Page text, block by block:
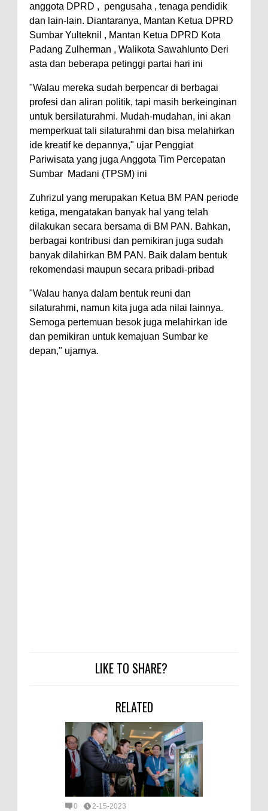
anggota DPRD , pengusaha , tenaga pendidik
dan lain-lain. Diantaranya, Mantan Ketua DPRD
Sumbar Yulteknil , Mantan Ketua DPRD Kota
Padang Zulherman , Walikota Sawahlunto Deri
asta dan beberapa petinggi partai hari ini
"Walau mereka sudah berpencar di berbagai
profesi dan aliran politik, tapi masih berkeinginan
untuk bersilaturahmi. Mudah-mudahan, ini akan
memperkuat tali silaturahmi dan bisa melahirkan
ide kreatif ke depannya," ujar Penggiat
Pariwisata yang juga Anggota Tim Percepatan
Sumbar Madani (TPSM) ini
Zuhrizul yang merupakan Ketua BM PAN periode
ketiga, mengatakan banyak hal yang telah
dilakukan secara bersama di BM PAN. Bahkan,
berbagai kontribusi dan pemikiran juga sudah
banyak dilahirkan BM PAN. Baik dalam bentuk
rekomendasi maupun secara pribadi-pribad
"Walau hanya dalam bentuk reuni dan
silaturahmi, namun kita juga ada nilai lainnya.
Semoga pertemuan besok juga melahirkan ide
dan pemikiran untuk kemajuan Sumbar ke
depan," ujarnya.
LIKE TO SHARE?
RELATED
0 2-15-2023